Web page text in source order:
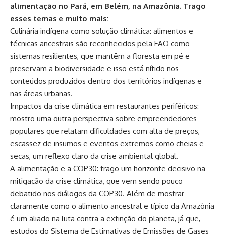
alimentação no Pará, em Belém, na Amazônia. Trago
esses temas e muito mais:
Culinária indígena como solução climática: alimentos e
técnicas ancestrais são reconhecidos pela FAO como
sistemas resilientes, que mantêm a floresta em pé e
preservam a biodiversidade e isso está nítido nos
conteúdos produzidos dentro dos territórios indígenas e
nas áreas urbanas.
Impactos da crise climática em restaurantes periféricos:
mostro uma outra perspectiva sobre empreendedores
populares que relatam dificuldades com alta de preços,
escassez de insumos e eventos extremos como cheias e
secas, um reflexo claro da crise ambiental global.
A alimentação e a COP30: trago um horizonte decisivo na
mitigação da crise climática, que vem sendo pouco
debatido nos diálogos da COP30. Além de mostrar
claramente como o alimento ancestral e típico da Amazônia
é um aliado na luta contra a extinção do planeta, já que,
estudos do Sistema de Estimativas de Emissões de Gases